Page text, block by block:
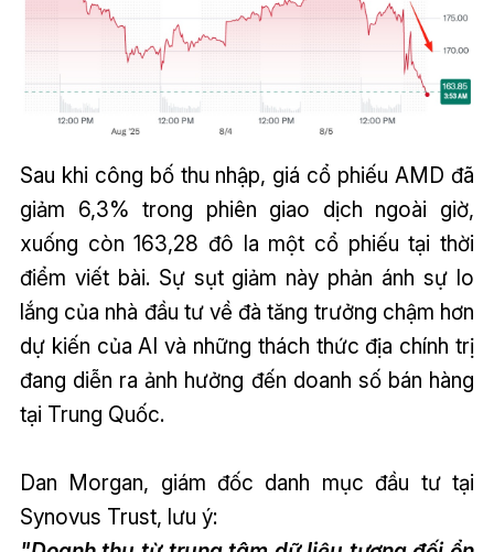
Sau khi công bố thu nhập, giá cổ phiếu AMD đã
giảm 6,3% trong phiên giao dịch ngoài giờ,
xuống còn 163,28 đô la một cổ phiếu tại thời
điểm viết bài. Sự sụt giảm này phản ánh sự lo
lắng của nhà đầu tư về đà tăng trưởng chậm hơn
dự kiến của AI và những thách thức địa chính trị
đang diễn ra ảnh hưởng đến doanh số bán hàng
tại Trung Quốc.
Dan Morgan, giám đốc danh mục đầu tư tại
Synovus Trust, lưu ý: